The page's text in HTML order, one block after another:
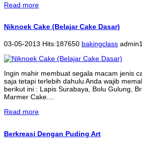
Read more
Niknoek Cake (Belajar Cake Dasar)
03-05-2013 Hits:187650 bakingclass admin1
Ingin mahir membuat segala macam jenis
saja tetapi terlebih dahulu Anda wajib
berikut ini : Lapis Surabaya, Bolu Gulung,
Marmer Cake....
Read more
Berkreasi Dengan Puding Art